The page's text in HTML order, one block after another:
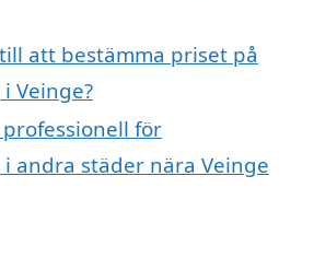
att bestämma priset på
Veinge?
för
andra städer nära Veinge